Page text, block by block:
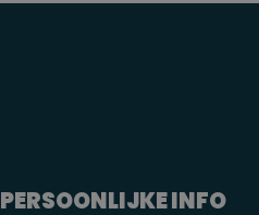
PERSOONLIJKE INFO